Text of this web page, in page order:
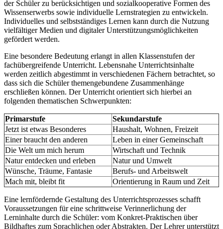
der Schüler zu berücksichtigen und sozialkooperative Formen des
Wissenserwerbs sowie individuelle Lernstrategien zu entwickeln.
Individuelles und selbstständiges Lernen kann durch die Nutzung
vielfältiger Medien und digitaler Unterstützungsmöglichkeiten
gefördert werden.
Eine besondere Bedeutung erlangt in allen Klassenstufen der
fachübergreifende Unterricht. Lebensnahe Unterrichtsinhalte
werden zeitlich abgestimmt in verschiedenen Fächern betrachtet, so
dass sich die Schüler themengebundene Zusammenhänge
erschließen können. Der Unterricht orientiert sich hierbei an
folgenden thematischen Schwerpunkten:
Primarstufe
Sekundarstufe
Jetzt ist etwas Besonderes
Haushalt, Wohnen, Freizeit
Einer braucht den anderen
Leben in einer Gemeinschaft
Die Welt um mich herum
Wirtschaft und Technik
Natur entdecken und erleben
Natur und Umwelt
Wünsche, Träume, Fantasie
Berufs- und Arbeitswelt
Mach mit, bleibt fit
Orientierung in Raum und Zeit
Eine lernfördernde Gestaltung des Unterrichtsprozesses schafft
Voraussetzungen für eine schrittweise Verinnerlichung der
Lerninhalte durch die Schüler: vom Konkret-Praktischen über
Bildhaftes zum Sprachlichen oder Abstrakten. Der Lehrer unterstützt